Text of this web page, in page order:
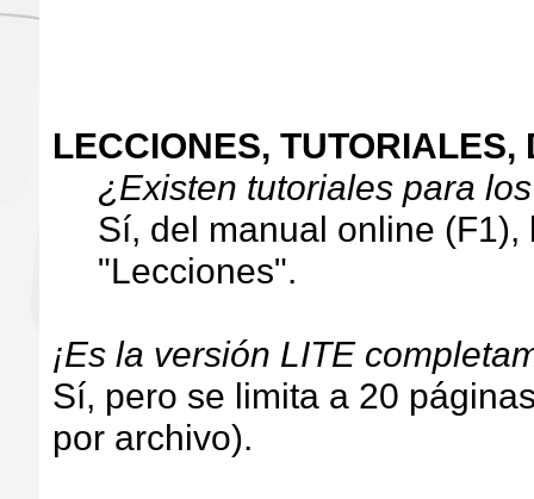
LECCIONES,
¿Existen tutoriales para
Sí, del manual online (F1),
"Lecciones".
¡Es la versión LITE
Sí, pero se limita a 20
por archivo).